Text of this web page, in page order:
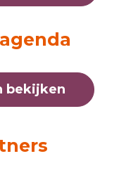
bekijken